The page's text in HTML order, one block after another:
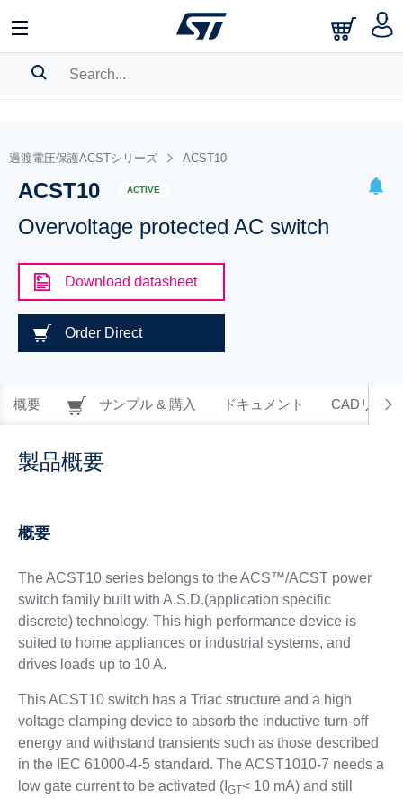
BOOKMARK
Pleaselog in to show your saved searches.
過渡電圧保護ACSTシリーズ ACST10
ACST10 ACTIVE
Overvoltage protected AC switch
Download datasheet
Order Direct
概要 サンプル & 購入 ドキュメント CADリソー
製品概要
概要
The ACST10 series belongs to the ACS™/ACST power
switch family built with A.S.D.(application specific
discrete) technology. This high performance device is
suited to home appliances or industrial systems, and
drives loads up to 10 A.
This ACST10 switch has a Triac structure and a high
voltage clamping device to absorb the inductive turn-off
energy and withstand transients such as those described
in the IEC 61000-4-5 standard. The ACST1010-7 needs a
low gate current to be activated (I GT< 10 mA) and still